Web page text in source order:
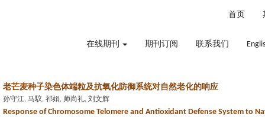
首页
在线期刊 期刊订阅 联系我们
老芒麦种子染色体端粒及抗氧化防御系统对自然老化的响应
孙守江, 马馼, 祁娟, 师尚礼, 刘文辉
Response of Chromosome Telomere and Antioxidant Defense System to